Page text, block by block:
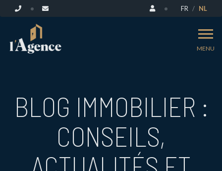
FR NL
MENU
BLOG IMMOBILIER :
CONSEILS,